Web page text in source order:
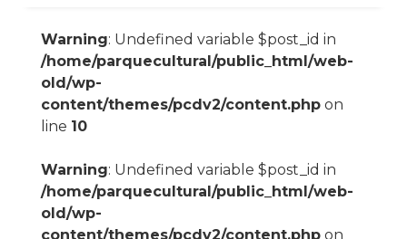
Warning: Undefined variable $post_id in
/home/parquecultural/public_html/web-
old/wp-
content/themes/pcdv2/content.phpon
line 10
Warning: Undefined variable $post_id in
/home/parquecultural/public_html/web-
old/wp-
content/themes/pcdv2/content.phpon